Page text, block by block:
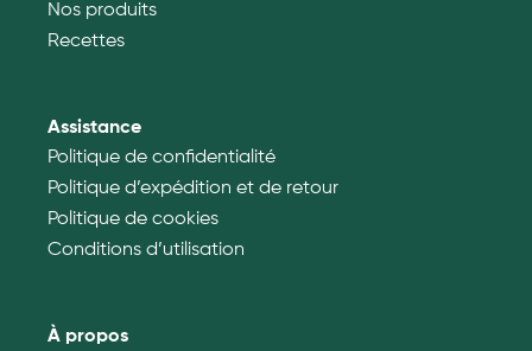
Nos produits
Recettes
Assistance
Politique de confidentialité
Politique d’expédition et de retour
Politique de cookies
Conditions d’utilisation
À propos